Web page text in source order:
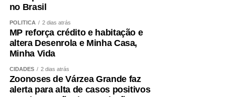
no Brasil
POLÍTICA 2 dias atrás
MP reforça crédito e habitação e
altera Desenrola e Minha Casa,
Minha Vida
CIDADES 2 dias atrás
Zoonoses de Várzea Grande faz
alerta para alta de casos positivos